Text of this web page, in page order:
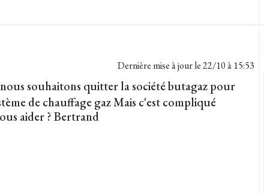
Dernière mise à jour le22/10 à 15:53
souhaitons quitter la société butagaz pour
de chauffage gaz Mais c'est compliqué
aider ? Bertrand